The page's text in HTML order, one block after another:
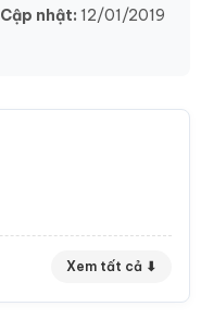
Cập nhật: 12/01/2019
Xem tất cả ⬇